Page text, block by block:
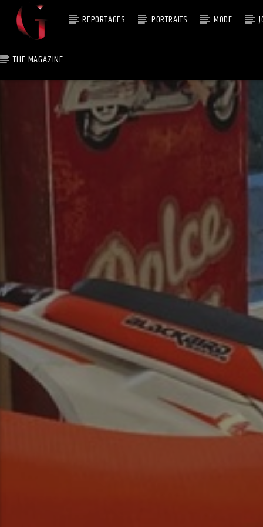
REPORTAGES PORTRAITS MODE
THE MAGAZINE